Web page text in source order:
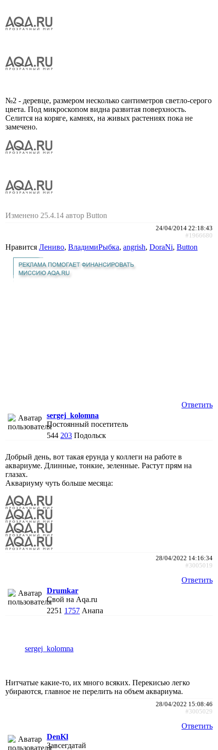
№2 - деревце, размером несколько сантиметров светло-серого
цвета. Под микроскопом видна развитая поверхность.
Селится на коряге, камнях, на живых растениях пока не
замечено.
Изменено 25.4.14 автор Button
24/04/2014 22:18:43
#1966680
Нравится Лениво, ВладимиРыбка, angrish, DoraNi, Button
Ответить
sergej_kolomna
Постоянный посетитель
544 203 Подольск
Добрый день, вот такая ерунда у коллеги на работе в
аквариуме. Длинные, тонкие, зеленные. Растут прям на
глазах.
Аквариуму чуть больше месяца:
28/04/2022 14:16:34
#3005019
Ответить
Drumkar
Свой на Aqa.ru
2251 1757 Анапа
sergej_kolomna
Нитчатые какие-то, их много всяких. Перекисью легко
убираются, главное не перелить на объем аквариума.
28/04/2022 15:08:46
#3005029
Ответить
DenKl
Завсегдатай